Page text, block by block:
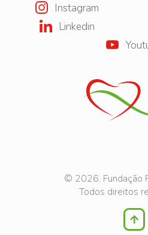
Instagram
Linkedin
© 2026. Fundação
Todos direitos